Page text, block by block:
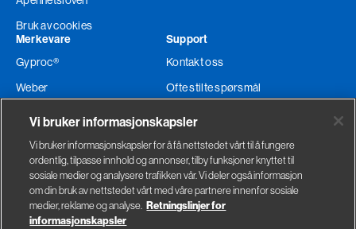
Bruk av cookies
Merkevare
Gyproc®
Weber
Support
Kontakt oss
Ofte stilte spørsmål
Ordre og levering
Faktura adresse
Vi bruker informasjonskapsler
Vi bruker informasjonskapsler for å få nettstedet vårt til å fungere
ordentlig, tilpasse innhold og annonser, tilby funksjoner knyttet til
sosiale medier og analysere trafikken vår. Vi deler også informasjon
om din bruk av nettstedet vårt med våre partnere innenfor sosiale
medier, reklame og analyse. Retningslinjer for
informasjonskapsler